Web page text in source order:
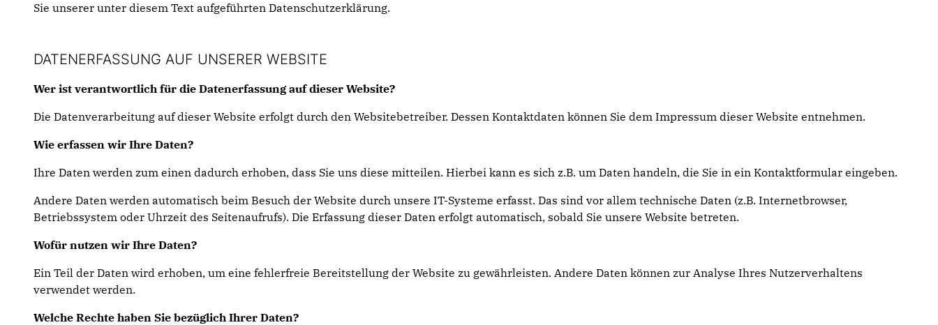
Sie unserer unter diesem Text aufgeführten Datenschutzerklärung.
DATENERFASSUNG AUF UNSERER WEBSITE
Wer ist verantwortlich für die Datenerfassung auf dieser Website?
Die Datenverarbeitung auf dieser Website erfolgt durch den Websitebetreiber. Dessen Kontaktdaten können Sie dem Impressum dieser Website entnehmen.
Wie erfassen wir Ihre Daten?
Ihre Daten werden zum einen dadurch erhoben, dass Sie uns diese mitteilen. Hierbei kann es sich z.B. um Daten handeln, die Sie in ein Kontaktformular eingeben.
Andere Daten werden automatisch beim Besuch der Website durch unsere IT-Systeme erfasst. Das sind vor allem technische Daten (z.B. Internetbrowser,
Betriebssystem oder Uhrzeit des Seitenaufrufs). Die Erfassung dieser Daten erfolgt automatisch, sobald Sie unsere Website betreten.
Wofür nutzen wir Ihre Daten?
Ein Teil der Daten wird erhoben, um eine fehlerfreie Bereitstellung der Website zu gewährleisten. Andere Daten können zur Analyse Ihres Nutzerverhaltens
verwendet werden.
Welche Rechte haben Sie bezüglich Ihrer Daten?